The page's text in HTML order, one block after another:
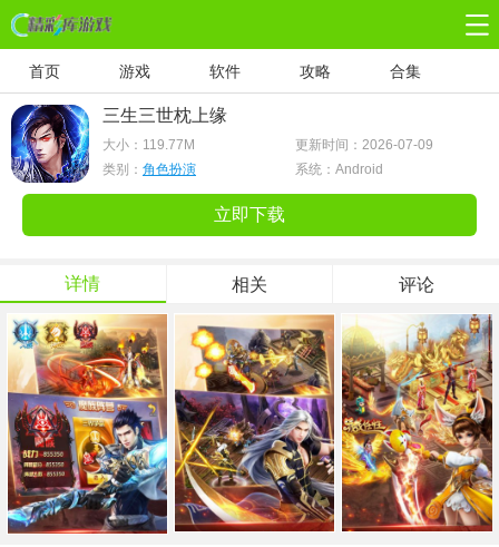
首页 游戏 软件 攻略 合集
三生三世枕上缘
大小： 119.77M
更新时间：2026-07-09
类别： 角色扮演 系统：Android
立即下载
详情 相关 评论